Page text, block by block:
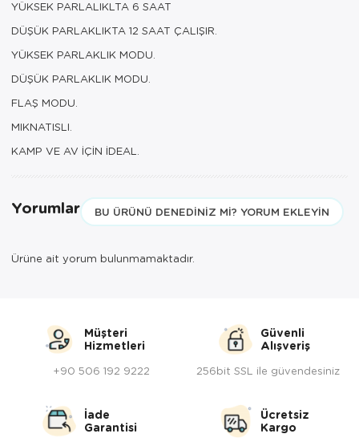
YÜKSEK PARLALIKLTA 6 SAAT
DÜŞÜK PARLAKLIKTA 12 SAAT ÇALIŞIR.
YÜKSEK PARLAKLIK MODU.
DÜŞÜK PARLAKLIK MODU.
FLAŞ MODU.
MIKNATISLI.
KAMP VE AV İÇİN İDEAL.
Yorumlar BU ÜRÜNÜ DENEDINIZ MI? YORUM EKLEYIN
Ürüne ait yorum bulunmamaktadır.
Müşteri
Hizmetleri
+90 506 192 9222
Güvenli
Alışveriş
256bit SSL ile güvendesiniz
İade
Garantisi
Ücretsiz
Kargo